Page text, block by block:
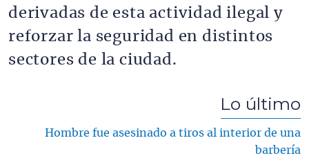
derivadas de esta actividad ilegal y
reforzar la seguridad en distintos
sectores de la ciudad.
Lo último
Hombre fue asesinado a tiros al interior de una
barbería